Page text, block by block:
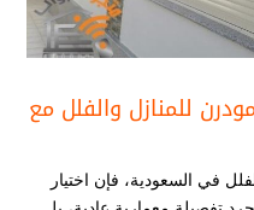
للمنازل والفلل مع
في السعودية، فإن اختيار